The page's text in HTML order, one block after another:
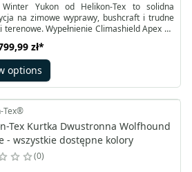
Winter Yukon od Helikon-Tex to solidna
na zimowe wyprawy, bushcraft i trudne
terenowe. Wypełnienie Climashield Apex 67
materiał Duracanvas jest odporny na
nadaje się do woskowania i świetnie
się przy pracy w obozowisku oraz w
Kurtka łączy ochronę, trwałość i komfort
warunkach.
zł*
options
Tex®
Tex Kurtka Dwustronna Wolfhound
- wszystkie dostępne kolory
0